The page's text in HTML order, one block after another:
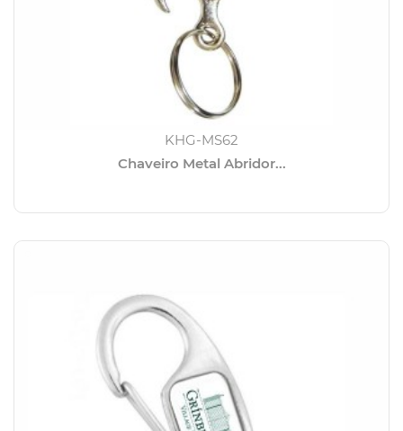
KHG-MS62
Chaveiro Metal Abridor...